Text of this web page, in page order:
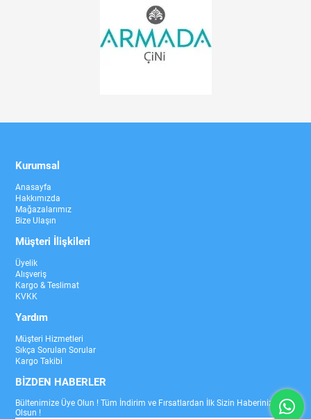
Kurumsal
Anasayfa
Hakkımızda
Mağazalarımız
Bize Ulaşın
Müşteri İlişkileri
Üyelik
Alışveriş
Kargo & Teslimat
KVKK
Yardım
Müşteri Hizmetleri
Sıkça Sorulan Sorular
Kargo Takibi
BİZDEN HABERLER
Bültenimize Üye Olun ! Tüm İndirim ve Fırsatlardan İlk Sizin Haberiniz
Olsun !